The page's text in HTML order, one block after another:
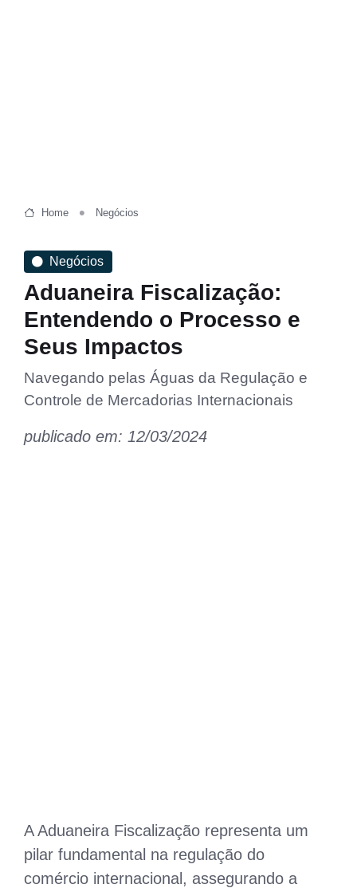
Home Negócios
Negócios
Aduaneira Fiscalização:
Entendendo o Processo e
Seus Impactos
Navegando pelas Águas da Regulação e
Controle de Mercadorias Internacionais
publicado em: 12/03/2024
A Aduaneira Fiscalização representa um
pilar fundamental na regulação do
comércio internacional, assegurando a